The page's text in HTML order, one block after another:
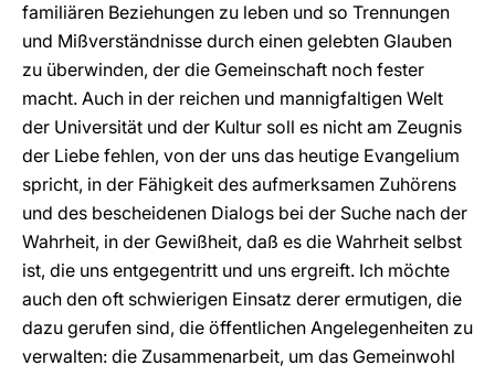
familiären Beziehungen zu leben und so Trennungen
und Mißverständnisse durch einen gelebten Glauben
zu überwinden, der die Gemeinschaft noch fester
macht. Auch in der reichen und mannigfaltigen Welt
der Universität und der Kultur soll es nicht am Zeugnis
der Liebe fehlen, von der uns das heutige Evangelium
spricht, in der Fähigkeit des aufmerksamen Zuhörens
und des bescheidenen Dialogs bei der Suche nach der
Wahrheit, in der Gewißheit, daß es die Wahrheit selbst
ist, die uns entgegentritt und uns ergreift. Ich möchte
auch den oft schwierigen Einsatz derer ermutigen, die
dazu gerufen sind, die öffentlichen Angelegenheiten zu
verwalten: die Zusammenarbeit, um das Gemeinwohl